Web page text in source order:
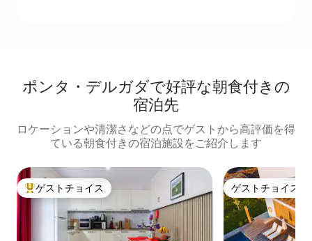
ポンタ・デルガダで好評な朝食付きの
宿泊先
ロケーションや清潔さなどの点でゲストから高評価を得
ている朝食付きの宿泊施設をご紹介します
大好評のゲストチョイスです。
ゲストチョイス ゲストチョイス
ゲストチョイス